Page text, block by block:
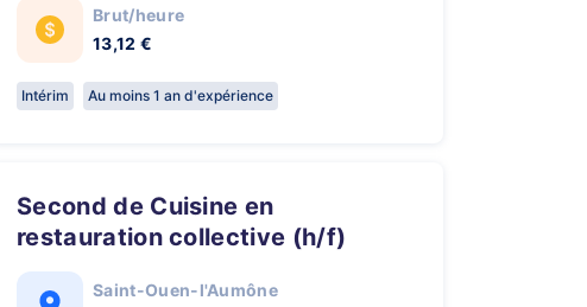
Brut/heure
13,12 €
Intérim Au moins 1 an d'expérience
Second de Cuisine en
restauration collective (h/f)
Saint-Ouen-l'Aumône